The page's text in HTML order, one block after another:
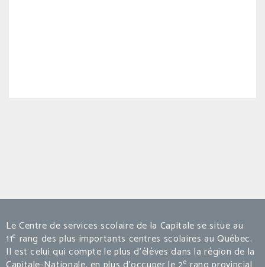
Le Centre de services scolaire de la Capitale se situe au
11e rang des plus importants centres scolaires au Québec.
Il est celui qui compte le plus d’élèves dans la région de la
e